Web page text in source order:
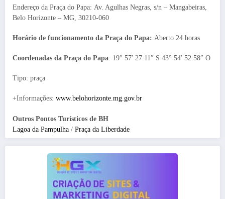
Endereço da Praça do Papa: Av. Agulhas Negras, s/n – Mangabeiras,
Belo Horizonte – MG, 30210-060
Horário de funcionamento da Praça do Papa: Aberto 24 horas
Coordenadas da Praça do Papa: 19° 57′ 27.11″ S 43° 54′ 52.58″ O
Tipo: praça
+Informações: www.belohorizonte.mg.gov.br
Outros Pontos Turísticos de BH
Lagoa da Pampulha / Praça da Liberdade